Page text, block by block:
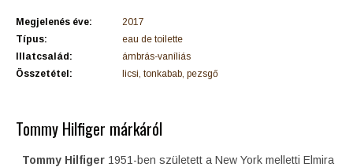
Megjelenés éve:
2017
Típus:
eau de toilette
Illatcsalád:
ámbrás-vaníliás
Összetétel:
licsi, tonkabab, pezsgő
Tommy Hilfiger márkáról
Tommy Hilfiger 1951-ben született a New York melletti Elmira